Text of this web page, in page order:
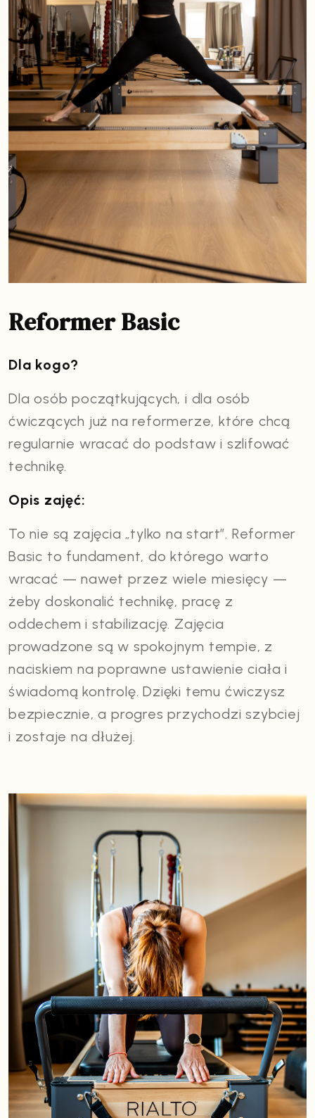
Reformer Basic
Dla kogo?
Dla osób początkujących, i dla osób
ćwiczących już na reformerze, które chcą
regularnie wracać do podstaw i szlifować
technikę.
Opis zajęć:
To nie są zajęcia „tylko na start”. Reformer
Basic to fundament, do którego warto
wracać — nawet przez wiele miesięcy —
żeby doskonalić technikę, pracę z
oddechem i stabilizację. Zajęcia
prowadzone są w spokojnym tempie, z
naciskiem na poprawne ustawienie ciała i
świadomą kontrolę. Dzięki temu ćwiczysz
bezpiecznie, a progres przychodzi szybciej
i zostaje na dłużej.